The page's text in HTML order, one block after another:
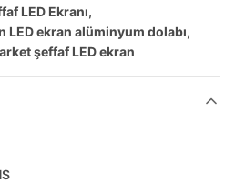
LED Ekranı,
LED ekran alüminyum dolabı,
şeffaf LED ekran